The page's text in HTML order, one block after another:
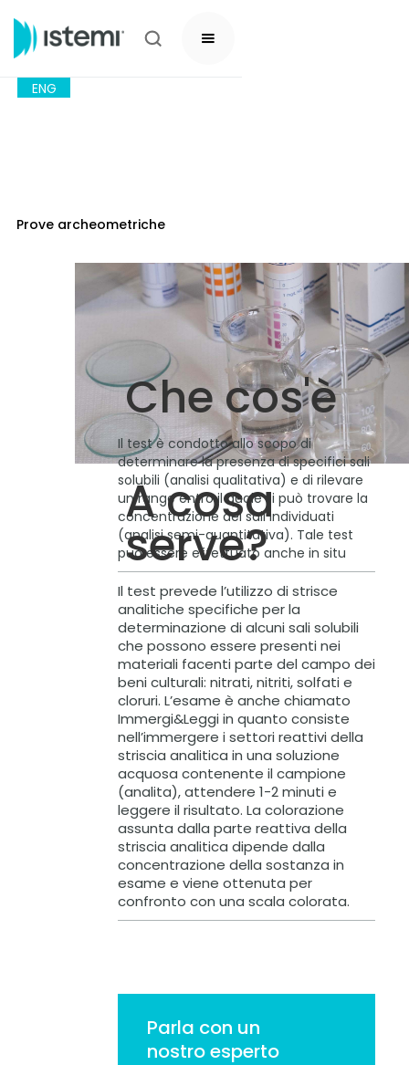
ENG
Prove archeometriche
Che cos'è
Il test è condotto allo scopo di
determinare la presenza di specifici sali
solubili (analisi qualitativa) e di rilevare
un range entro il quale si può trovare la
concentrazione dei sali individuati
(analisi semi-quantitativa). Tale test
può essere effettuato anche in situ
A cosa
serve?
Il test prevede l’utilizzo di strisce
analitiche specifiche per la
determinazione di alcuni sali solubili
che possono essere presenti nei
materiali facenti parte del campo dei
beni culturali: nitrati, nitriti, solfati e
cloruri. L’esame è anche chiamato
Immergi&Leggi in quanto consiste
nell’immergere i settori reattivi della
striscia analitica in una soluzione
acquosa contenente il campione
(analita), attendere 1-2 minuti e
leggere il risultato. La colorazione
assunta dalla parte reattiva della
striscia analitica dipende dalla
concentrazione della sostanza in
esame e viene ottenuta per
confronto con una scala colorata.
Parla con un
nostro esperto